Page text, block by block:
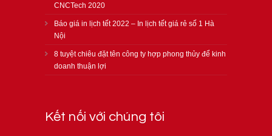
CNCTech 2020
Báo giá in lịch tết 2022 – In lịch tết giá rẻ số 1 Hà
Nội
8 tuyệt chiêu đặt tên công ty hợp phong thủy để kinh
doanh thuận lợi
Kết nối với chúng tôi